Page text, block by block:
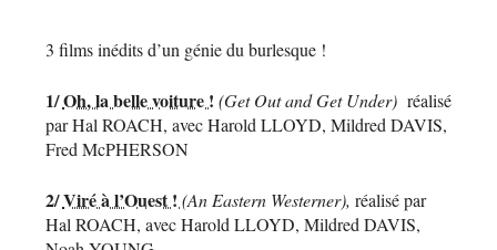
3 films inédits d’un génie du burlesque !
1/Oh, la belle voiture ! (Get Out and Get Under) réalisé
par Hal ROACH, avec Harold LLOYD, Mildred DAVIS,
Fred McPHERSON
2/Viré à l’Ouest ! (An Eastern Westerner), réalisé par
Hal ROACH, avec Harold LLOYD, Mildred DAVIS,